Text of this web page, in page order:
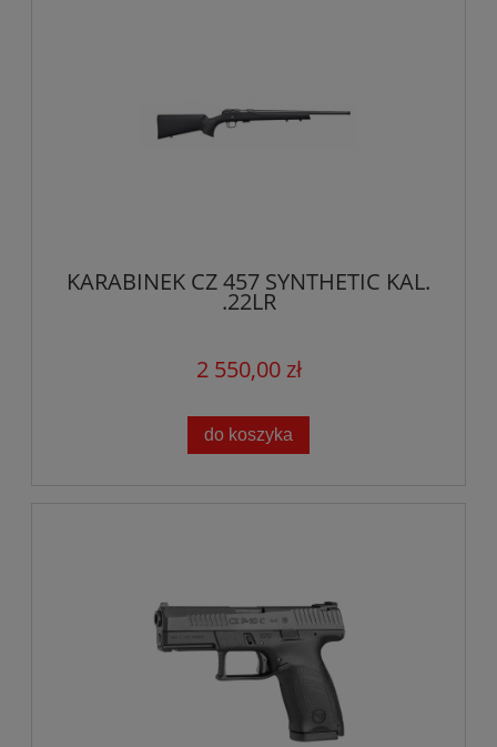
KARABINEK CZ 457 SYNTHETIC KAL.
.22LR
2 550,00 zł
do koszyka